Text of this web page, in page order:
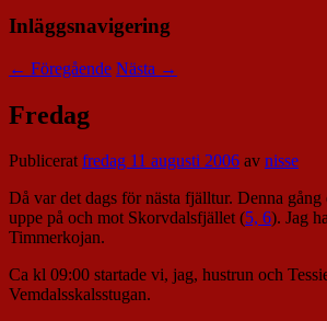
Inläggsnavigering
← Föregående Nästa →
Fredag
Publiceratfredag 11 augusti 2006 av nisse
Då var det dags för nästa fjälltur. Denna gång
uppe på och mot Skorvdalsfjället (5, 6). Jag
Timmerkojan.
Ca kl 09:00 startade vi, jag, hustrun och
Vemdalsskalsstugan.